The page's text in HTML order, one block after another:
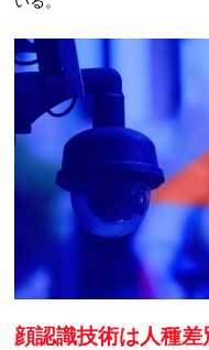
顔認識技術は人種